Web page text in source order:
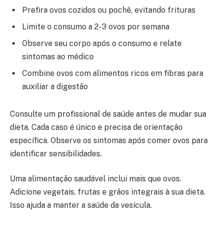
Prefira ovos cozidos ou pochê, evitando frituras
Limite o consumo a 2-3 ovos por semana
Observe seu corpo após o consumo e relate
sintomas ao médico
Combine ovos com alimentos ricos em fibras para
auxiliar a digestão
Consulte um profissional de saúde antes de mudar sua
dieta. Cada caso é único e precisa de orientação
específica. Observe os sintomas após comer ovos para
identificar sensibilidades.
Uma alimentação saudável inclui mais que ovos.
Adicione vegetais, frutas e grãos integrais à sua dieta.
Isso ajuda a manter a saúde da vesícula.